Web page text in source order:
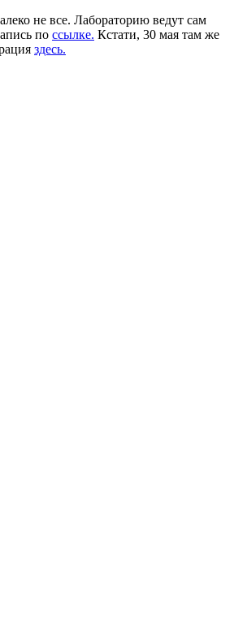
не все. Лабораторию ведут сам
по ссылке. Кстати, 30 мая там же
здесь.